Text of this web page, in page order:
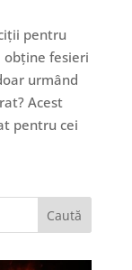
pentru
obține fesieri
urmând
Acest
pentru cei
Caută